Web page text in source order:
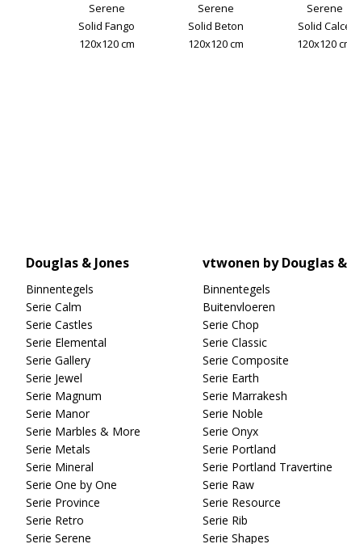
Serene
Solid Fango
120x120 cm
Serene
Solid Beton
120x120 cm
Serene
Solid
120x120
Douglas & Jones
Binnentegels
Serie Calm
Serie Castles
Serie Elemental
Serie Gallery
Serie Jewel
Serie Magnum
Serie Manor
Serie Marbles & More
Serie Metals
Serie Mineral
Serie One by One
Serie Province
Serie Retro
Serie Serene
vtwonen by Douglas
Binnentegels
Buitenvloeren
Serie Chop
Serie Classic
Serie Composite
Serie Earth
Serie Marrakesh
Serie Noble
Serie Onyx
Serie Portland
Serie Portland Travertine
Serie Raw
Serie Resource
Serie Rib
Serie Shapes